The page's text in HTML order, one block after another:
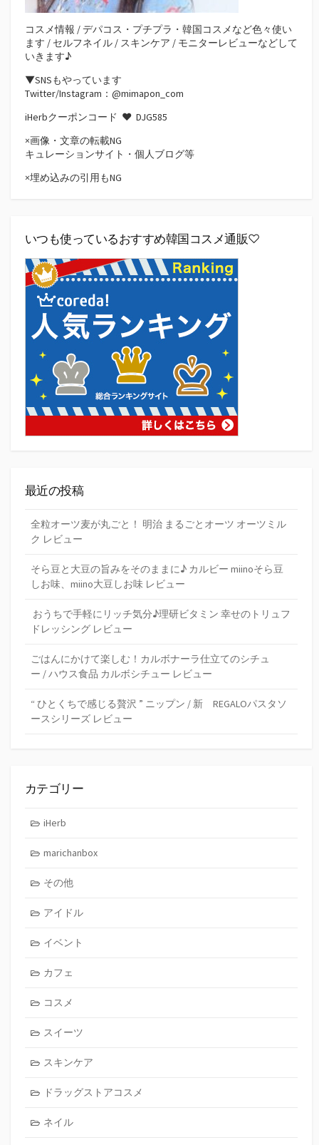
コスメ情報 / デパコス・プチプラ・韓国コスメなど色々使い
ます / セルフネイル / スキンケア / モニターレビューなどして
いきます♪
▼SNSもやっています
Twitter/Instagram：@mimapon_com
iHerbクーポンコード ♥ DJG585
×画像・文章の転載NG
キュレーションサイト・個人ブログ等
×埋め込みの引用もNG
いつも使っているおすすめ韓国コスメ通販♡
最近の投稿
全粒オーツ麦が丸ごと！ 明治 まるごとオーツ オーツミル
ク レビュー
そら豆と大豆の旨みをそのままに♪ カルビー miinoそら豆
しお味、miino大豆しお味 レビュー
おうちで手軽にリッチ気分♪理研ビタミン 幸せのトリュフ
ドレッシング レビュー
ごはんにかけて楽しむ！カルボナーラ仕立てのシチュ
ー / ハウス食品 カルボシチュー レビュー
“ ひとくちで感じる贅沢 ” ニップン / 新 REGALOパスタソ
ースシリーズ レビュー
カテゴリー
iHerb
marichanbox
その他
アイドル
イベント
カフェ
コスメ
スイーツ
スキンケア
ドラッグストアコスメ
ネイル